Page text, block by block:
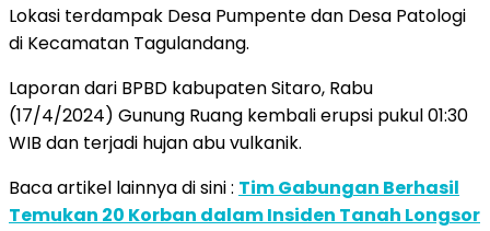
Lokasi terdampak Desa Pumpente dan Desa Patologi
di Kecamatan Tagulandang.
Laporan dari BPBD kabupaten Sitaro, Rabu
(17/4/2024) Gunung Ruang kembali erupsi pukul 01:30
WIB dan terjadi hujan abu vulkanik.
Baca artikel lainnya di sini : Tim Gabungan Berhasil
Temukan 20 Korban dalam Insiden Tanah Longsor